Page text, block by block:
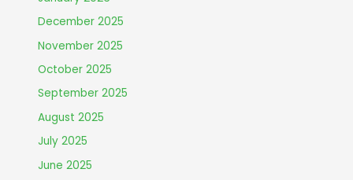
December 2025
November 2025
October 2025
September 2025
August 2025
July 2025
June 2025